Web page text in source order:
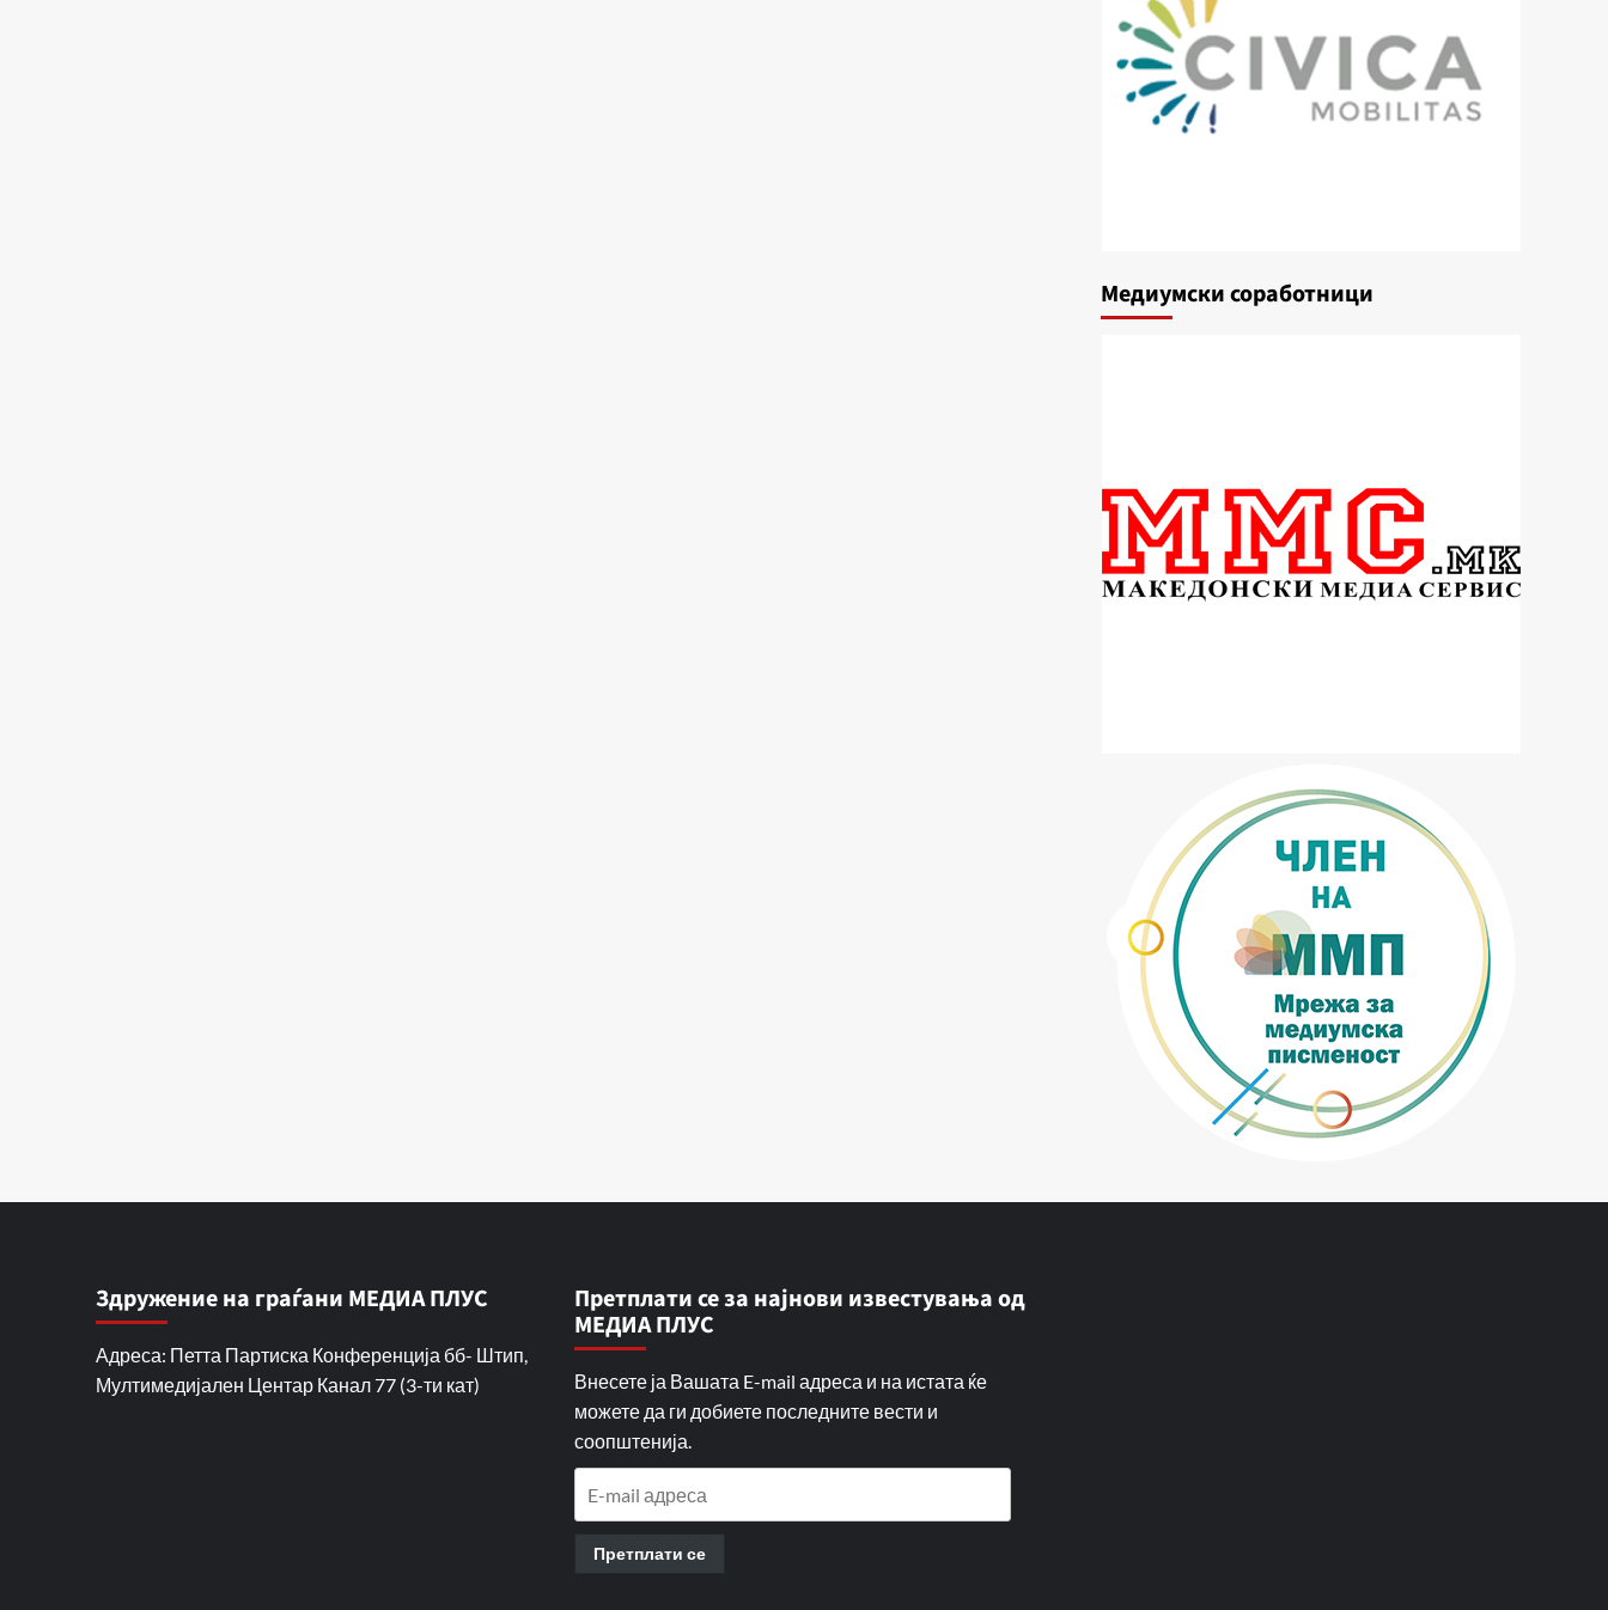
Медиумски соработници
Здружение на граѓани МЕДИА ПЛУС
Адреса: Петта Партиска Конференција бб- Штип,
Мултимедијален Центар Канал 77 (3-ти кат)
Претплати се за најнови известувања од
МЕДИА ПЛУС
Внесете ја Вашата E-mail адреса и на истата ќе
можете да ги добиете последните вести и
соопштенија.
Претплати се